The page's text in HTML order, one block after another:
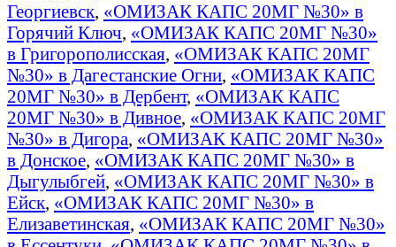
Георгиевск, «ОМИЗАК КАПС 20МГ №30» в
Горячий Ключ, «ОМИЗАК КАПС 20МГ №30»
в Григорополисская, «ОМИЗАК КАПС 20МГ
№30» в Дагестанские Огни, «ОМИЗАК КАПС
20МГ №30» в Дербент, «ОМИЗАК КАПС
20МГ №30» в Дивное, «ОМИЗАК КАПС 20МГ
№30» в Дигора, «ОМИЗАК КАПС 20МГ №30»
в Донское, «ОМИЗАК КАПС 20МГ №30» в
Дыгулыбгей, «ОМИЗАК КАПС 20МГ №30» в
Ейск, «ОМИЗАК КАПС 20МГ №30» в
Елизаветинская, «ОМИЗАК КАПС 20МГ №30»